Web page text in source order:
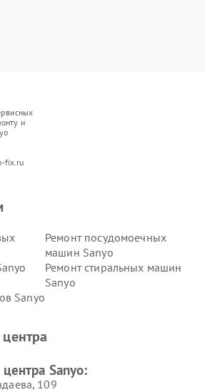
и
fix.ru
Ремонт посудомоечных
машин Sanyo
Ремонт стиральных машин
Sanyo
Sanyo
Sanyo:
109